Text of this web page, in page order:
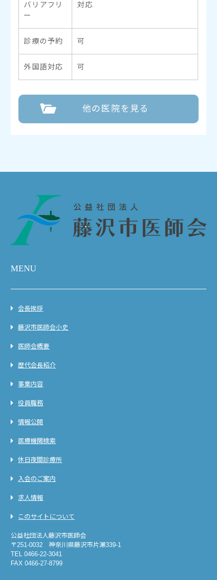
バリアフリ
ー
対応
診療の予約 可
外国語対応 可
他の医院を見る
MENU
会長挨拶
藤沢市医師会小史
医師会概要
歴代会長紹介
事業内容
役員職務
情報公開
医療機関検索
休日夜間診療所
入会のご案内
求人情報
このサイトについて
公益社団法人藤沢市医師会
〒251-0032 神奈川県藤沢市片瀬339-1
TEL 0466-22-3041
FAX 0466-27-8799